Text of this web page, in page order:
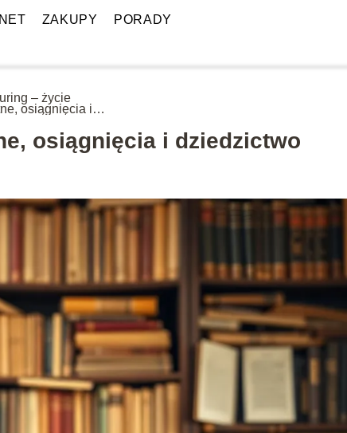
ZAKUPY PORADY
– życie
osiągnięcia i
osiągnięcia i dziedzictwo